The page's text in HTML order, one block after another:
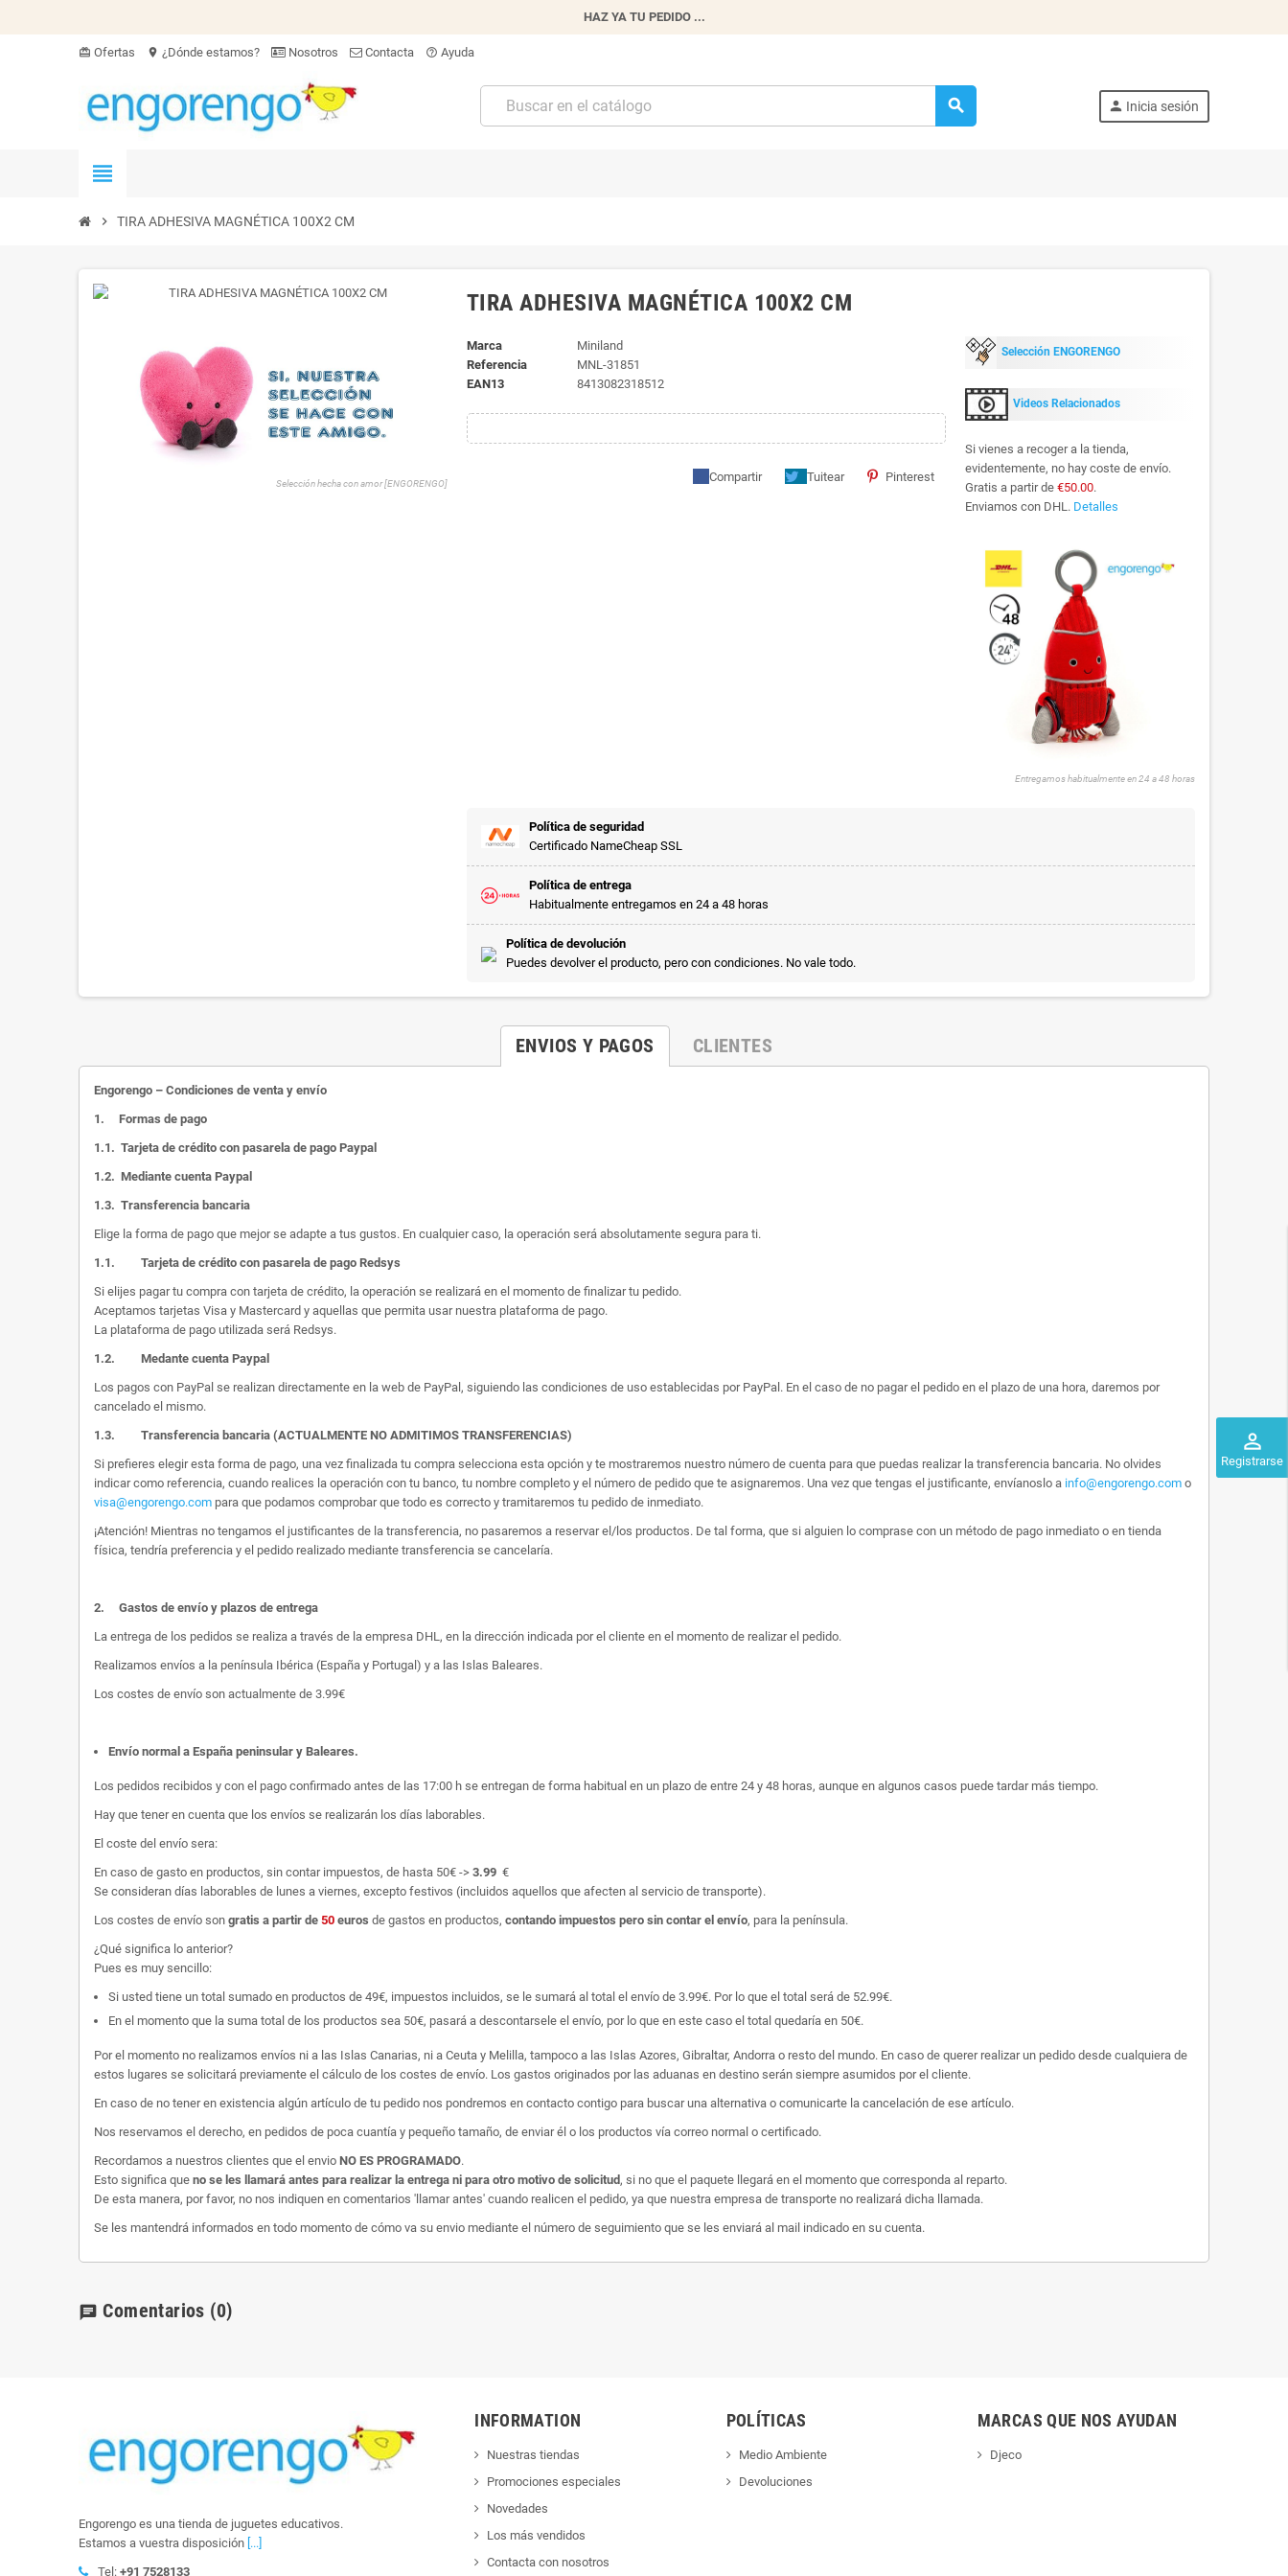
HAZ YA TU PEDIDO ...
card_giftcard Ofertas location_on ¿Dónde estamos? Nosotros Contacta help_outline Ayuda
search person Inicia sesión
perm_identity
Registrarse
view_headline
chevron_right TIRA ADHESIVA MAGNÉTICA 100X2 CM
Selección hecha con amor [ENGORENGO]
TIRA ADHESIVA MAGNÉTICA 100X2 CM
Marca
Miniland
Referencia
MNL-31851
EAN13
8413082318512
Compartir Tuitear Pinterest
Selección ENGORENGO
Videos Relacionados
Si vienes a recoger a la tienda,
evidentemente, no hay coste de envío.
Gratis a partir de €50.00.
Enviamos con DHL. Detalles
Entregamos habitualmente en 24 a 48 horas
Política de seguridad
Certificado NameCheap SSL
Política de entrega
Habitualmente entregamos en 24 a 48 horas
Política de devolución
Puedes devolver el producto, pero con condiciones. No vale todo.
ENVIOS Y PAGOS CLIENTES
Engorengo – Condiciones de venta y envío
1. Formas de pago
1.1. Tarjeta de crédito con pasarela de pago Paypal
1.2. Mediante cuenta Paypal
1.3. Transferencia bancaria
Elige la forma de pago que mejor se adapte a tus gustos. En cualquier caso, la operación será absolutamente segura para ti.
1.1. Tarjeta de crédito con pasarela de pago Redsys
Si elijes pagar tu compra con tarjeta de crédito, la operación se realizará en el momento de finalizar tu pedido.
Aceptamos tarjetas Visa y Mastercard y aquellas que permita usar nuestra plataforma de pago.
La plataforma de pago utilizada será Redsys.
1.2. Medante cuenta Paypal
Los pagos con PayPal se realizan directamente en la web de PayPal, siguiendo las condiciones de uso establecidas por PayPal. En el caso de no pagar el pedido en el plazo de una hora, daremos por
cancelado el mismo.
1.3. Transferencia bancaria (ACTUALMENTE NO ADMITIMOS TRANSFERENCIAS)
Si prefieres elegir esta forma de pago, una vez finalizada tu compra selecciona esta opción y te mostraremos nuestro número de cuenta para que puedas realizar la transferencia bancaria. No olvides
indicar como referencia, cuando realices la operación con tu banco, tu nombre completo y el número de pedido que te asignaremos. Una vez que tengas el justificante, envíanoslo a info@engorengo.com o
visa@engorengo.com para que podamos comprobar que todo es correcto y tramitaremos tu pedido de inmediato.
¡Atención! Mientras no tengamos el justificantes de la transferencia, no pasaremos a reservar el/los productos. De tal forma, que si alguien lo comprase con un método de pago inmediato o en tienda
física, tendría preferencia y el pedido realizado mediante transferencia se cancelaría.
2. Gastos de envío y plazos de entrega
La entrega de los pedidos se realiza a través de la empresa DHL, en la dirección indicada por el cliente en el momento de realizar el pedido.
Realizamos envíos a la península Ibérica (España y Portugal) y a las Islas Baleares.
Los costes de envío son actualmente de 3.99€
Envío normal a España peninsular y Baleares.
Los pedidos recibidos y con el pago confirmado antes de las 17:00 h se entregan de forma habitual en un plazo de entre 24 y 48 horas, aunque en algunos casos puede tardar más tiempo.
Hay que tener en cuenta que los envíos se realizarán los días laborables.
El coste del envío sera:
En caso de gasto en productos, sin contar impuestos, de hasta 50€ -> 3.99 €
Se consideran días laborables de lunes a viernes, excepto festivos (incluidos aquellos que afecten al servicio de transporte).
Los costes de envío son gratis a partir de 50 euros de gastos en productos, contando impuestos pero sin contar el envío, para la península.
¿Qué significa lo anterior?
Pues es muy sencillo:
Si usted tiene un total sumado en productos de 49€, impuestos incluidos, se le sumará al total el envío de 3.99€. Por lo que el total será de 52.99€.
En el momento que la suma total de los productos sea 50€, pasará a descontarsele el envío, por lo que en este caso el total quedaría en 50€.
Por el momento no realizamos envíos ni a las Islas Canarias, ni a Ceuta y Melilla, tampoco a las Islas Azores, Gibraltar, Andorra o resto del mundo. En caso de querer realizar un pedido desde cualquiera de
estos lugares se solicitará previamente el cálculo de los costes de envío. Los gastos originados por las aduanas en destino serán siempre asumidos por el cliente.
En caso de no tener en existencia algún artículo de tu pedido nos pondremos en contacto contigo para buscar una alternativa o comunicarte la cancelación de ese artículo.
Nos reservamos el derecho, en pedidos de poca cuantía y pequeño tamaño, de enviar él o los productos vía correo normal o certificado.
Recordamos a nuestros clientes que el envio NO ES PROGRAMADO.
Esto significa que no se les llamará antes para realizar la entrega ni para otro motivo de solicitud , si no que el paquete llegará en el momento que corresponda al reparto.
De esta manera, por favor, no nos indiquen en comentarios 'llamar antes' cuando realicen el pedido, ya que nuestra empresa de transporte no realizará dicha llamada.
Se les mantendrá informados en todo momento de cómo va su envio mediante el número de seguimiento que se les enviará al mail indicado en su cuenta.
chat Comentarios (0)
Engorengo es una tienda de juguetes educativos.
Estamos a vuestra disposición [...]
Tel: +91 7528133
INFORMATION
Nuestras tiendas
Promociones especiales
Novedades
Los más vendidos
Contacta con nosotros
POLÍTICAS
Medio Ambiente
Devoluciones
MARCAS QUE NOS AYUDAN
Djeco